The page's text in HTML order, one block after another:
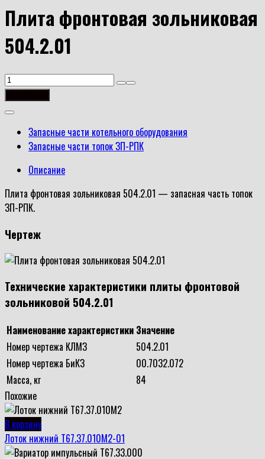
Плита фронтовая зольниковая
504.2.01
Количество
товара
зольниковая
504.2.01
Запасные части котельного оборудования
Запасные части топок ЗП-РПК
Описание
Плита фронтовая зольниковая 504.2.01 — запасная часть топок
ЗП-РПК.
Чертеж
Технические характеристики плиты фронтовой
зольниковой 504.2.01
Наименование характеристики Значение
Номер чертежа КЛМЗ
504.2.01
Номер чертежа БиКЗ
00.7032.072
Масса, кг
84
Похожие
В корзину
Лоток нижний Т67.37.010М2-01